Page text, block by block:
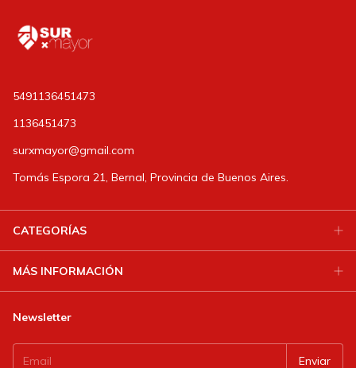
5491136451473
1136451473
surxmayor@gmail.com
Tomás Espora 21, Bernal, Provincia de Buenos Aires.
CATEGORÍAS
MÁS INFORMACIÓN
Newsletter